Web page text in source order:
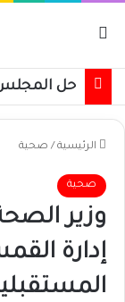
الرئيسية / صحية
صحية
وزير
إدارة